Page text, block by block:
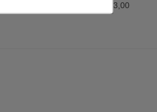
2.113,00